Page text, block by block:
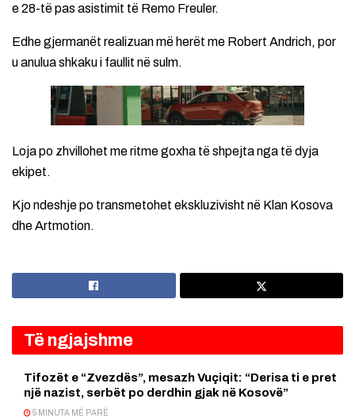
e 28-të pas asistimit të Remo Freuler.
Edhe gjermanët realizuan më herët me Robert Andrich, por
u anulua shkaku i faullit në sulm.
Loja po zhvillohet me ritme goxha të shpejta nga të dyja
ekipet.
Kjo ndeshje po transmetohet ekskluzivisht në Klan Kosova
dhe Artmotion.
Të ngjajshme
Tifozët e “Zvezdës”, mesazh Vuçiqit: “Derisa ti e pret
një nazist, serbët po derdhin gjak në Kosovë”
5 MINUTA MË PARË